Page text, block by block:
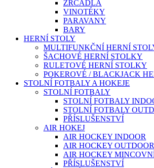
ZRCADLA
VINOTÉKY
PARAVANY
BARY
HERNÍ STOLY
MULTIFUNKČNÍ HERNÍ
ŠACHOVÉ HERNÍ STOLKY
RULETOVÉ HERNÍ STOLKY
POKEROVÉ / BLACKJACK
STOLNÍ FOTBALY A HOKEJE
STOLNÍ FOTBALY
STOLNÍ FOTBALY
STOLNÍ FOTBALY
PŘÍSLUŠENSTVÍ
AIR HOKEJ
AIR HOCKEY INDOOR
AIR HOCKEY OUTDOOR
AIR HOCKEY
PŘÍSLUŠENSTVÍ